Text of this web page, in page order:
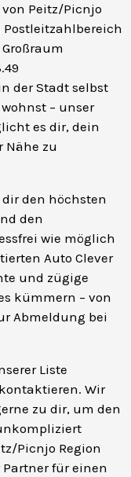
Peitz/Picnjo
Postleitzahlbereich
der Stadt selbst
– unser
es dir, dein
Nähe zu
den höchsten
den
wie möglich
Auto Clever
und zügige
kümmern – von
Abmeldung bei
Liste
Wir
zu dir, um den
Picnjo Region
für einen